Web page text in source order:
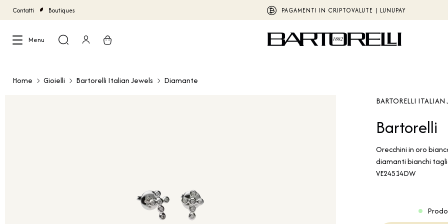
Contatti Boutiques PAGAMENTI IN CRIPTOVALUTE | LUNUPAY
Menu
Home Gioielli Bartorelli Italian Jewels
Diamante
BARTORELLI ITALIAN
Bartorelli
Orecchini in oro
diamanti bianchi
VE24514DW